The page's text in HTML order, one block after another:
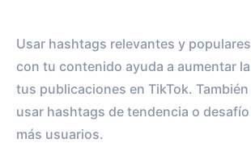
Usar hashtags relevantes y
con tu contenido ayuda a aumentar
tus publicaciones en TikTok.
usar hashtags de tendencia o
más usuarios.